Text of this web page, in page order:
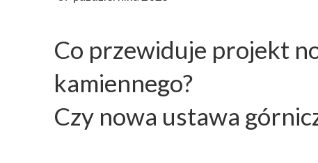
Co przewiduje projekt
kamiennego?
Czy nowa ustawa